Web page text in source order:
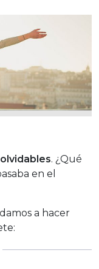
. ¿Qué
en el
a hacer